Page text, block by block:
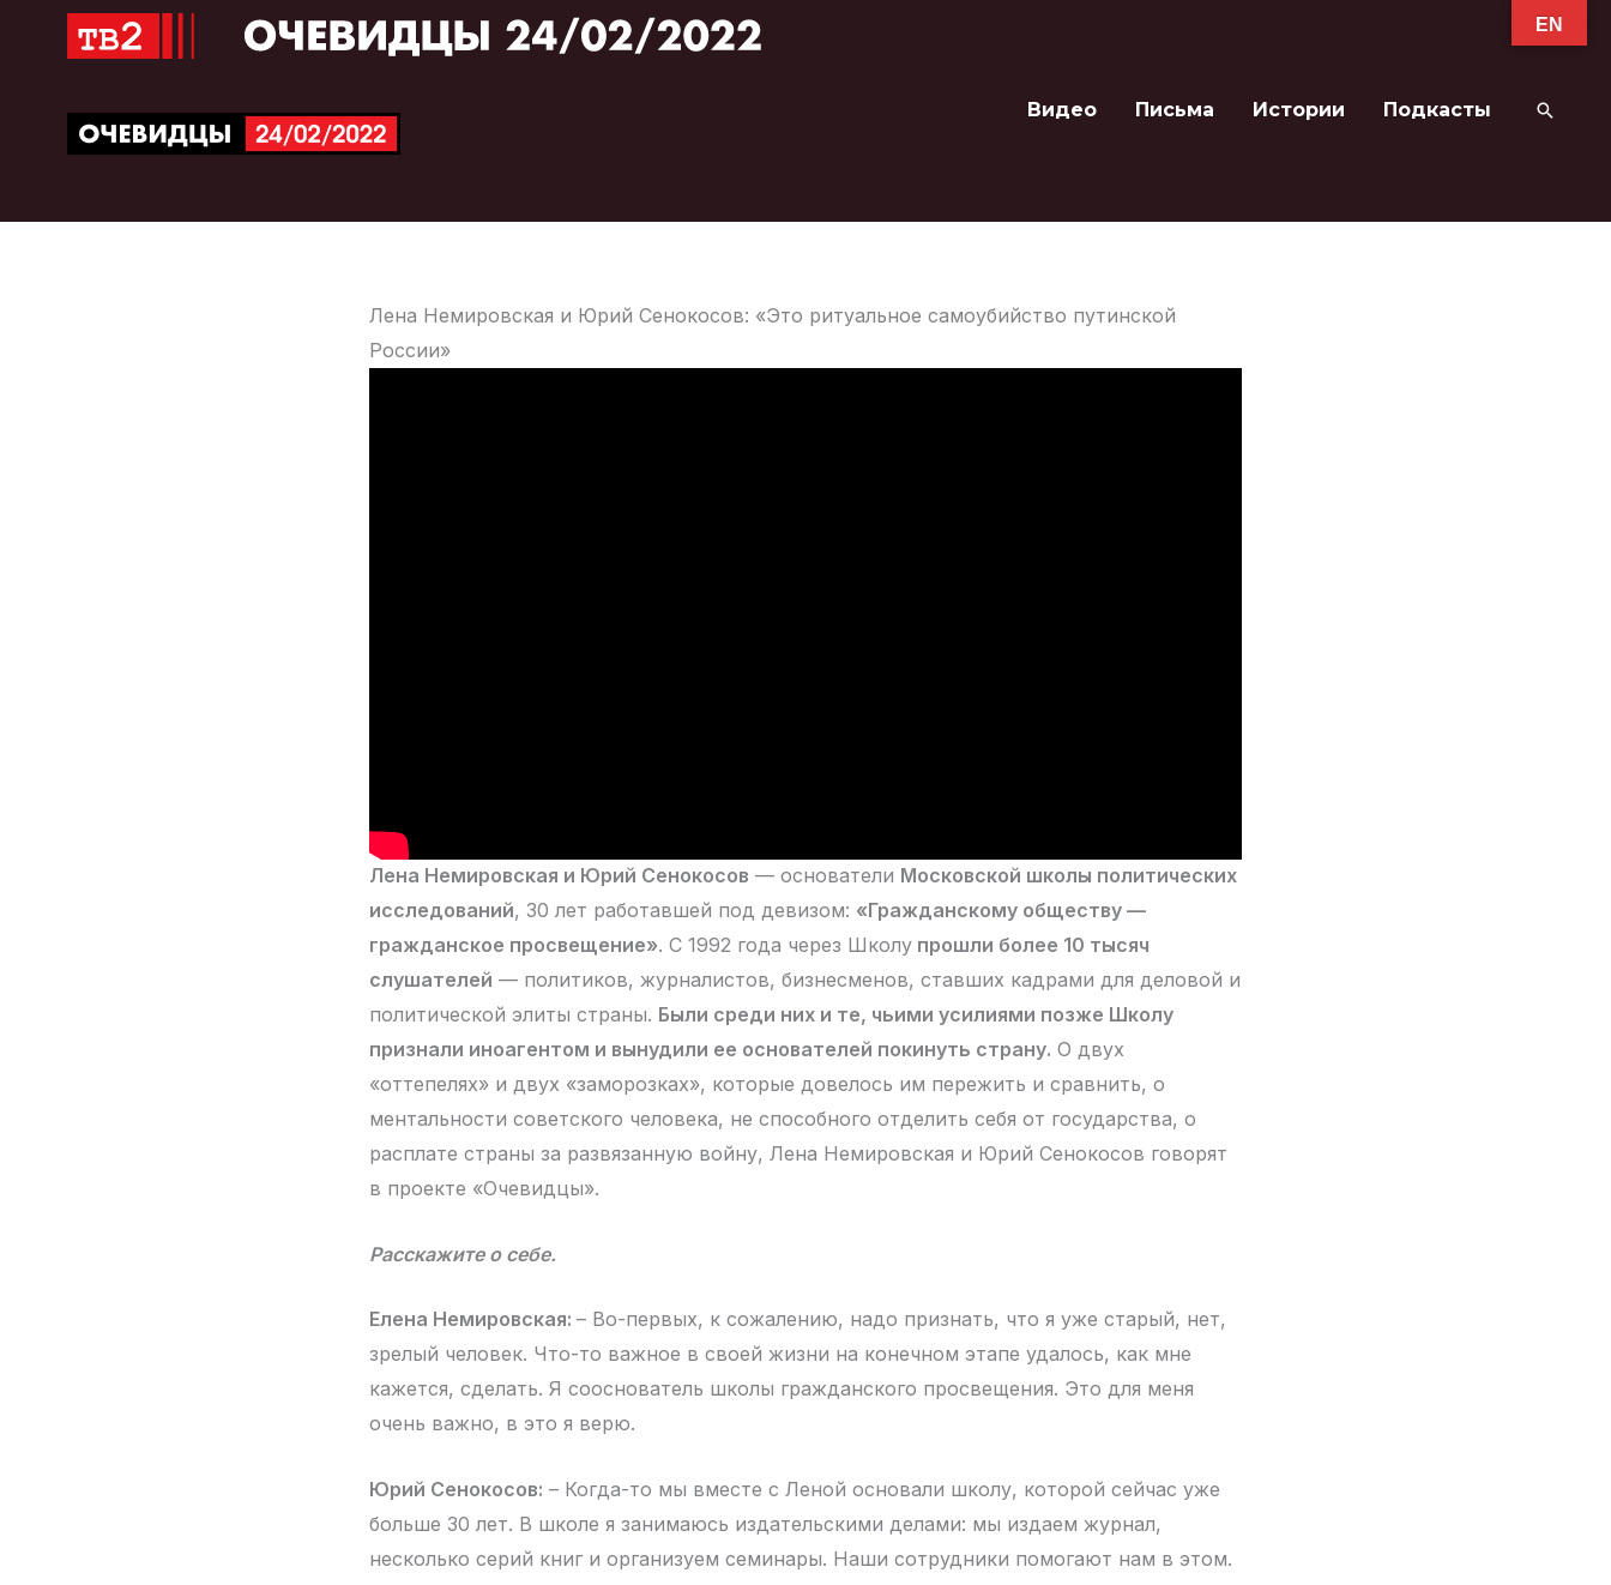
Перейти
Видео Письма Истории Подкасты Поиск
Лена Немировская и Юрий Сенокосов: «Это ритуальное самоубийство путинской
России»
Лена Немировская и Юрий Сенокосов — основатели Московской школы политических
исследований, 30 лет работавшей под девизом: «Гражданскому обществу —
гражданское просвещение». С 1992 года через Школу прошли более 10 тысяч
слушателей — политиков, журналистов, бизнесменов, ставших кадрами для деловой и
политической элиты страны. Были среди них и те, чьими усилиями позже Школу
признали иноагентом и вынудили ее основателей покинуть страну. О двух
«оттепелях» и двух «заморозках», которые довелось им пережить и сравнить, о
ментальности советского человека, не способного отделить себя от государства, о
расплате страны за развязанную войну, Лена Немировская и Юрий Сенокосов говорят
в проекте «Очевидцы».
Расскажите о себе.
Елена Немировская: – Во-первых, к сожалению, надо признать, что я уже старый, нет,
зрелый человек. Что-то важное в своей жизни на конечном этапе удалось, как мне
кажется, сделать. Я сооснователь школы гражданского просвещения. Это для меня
очень важно, в это я верю.
Юрий Сенокосов: – Когда-то мы вместе с Леной основали школу, которой сейчас уже
больше 30 лет. В школе я занимаюсь издательскими делами: мы издаем журнал,
несколько серий книг и организуем семинары. Наши сотрудники помогают нам в этом.
EN